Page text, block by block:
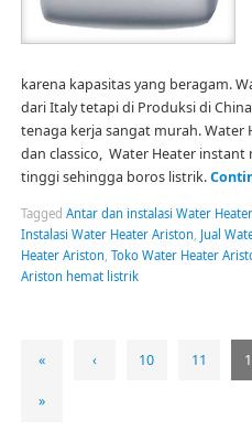
karena kapasitas yang beragam.
dari Italy tetapi di Produksi di
tenaga kerja sangat murah. Water
dan classico, Water Heater
tinggi sehingga boros listrik.
Tagged Antar dan instalasi Water
Instalasi Water Heater Ariston Jual
Heater Ariston Toko Water Heater
Ariston hemat listrik
« ‹ 10 11
»